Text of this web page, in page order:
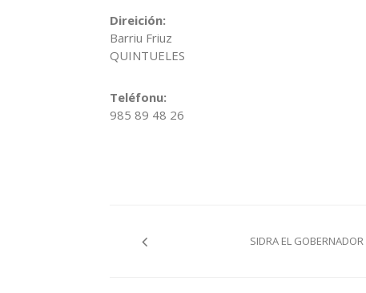
Direición:
Barriu Friuz
QUINTUELES
Teléfonu:
985 89 48 26
pelos
SIDRA EL GOBERNADOR